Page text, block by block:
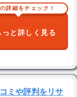
詳細をチェック！
っと詳しく見る
ミや評判をリサ